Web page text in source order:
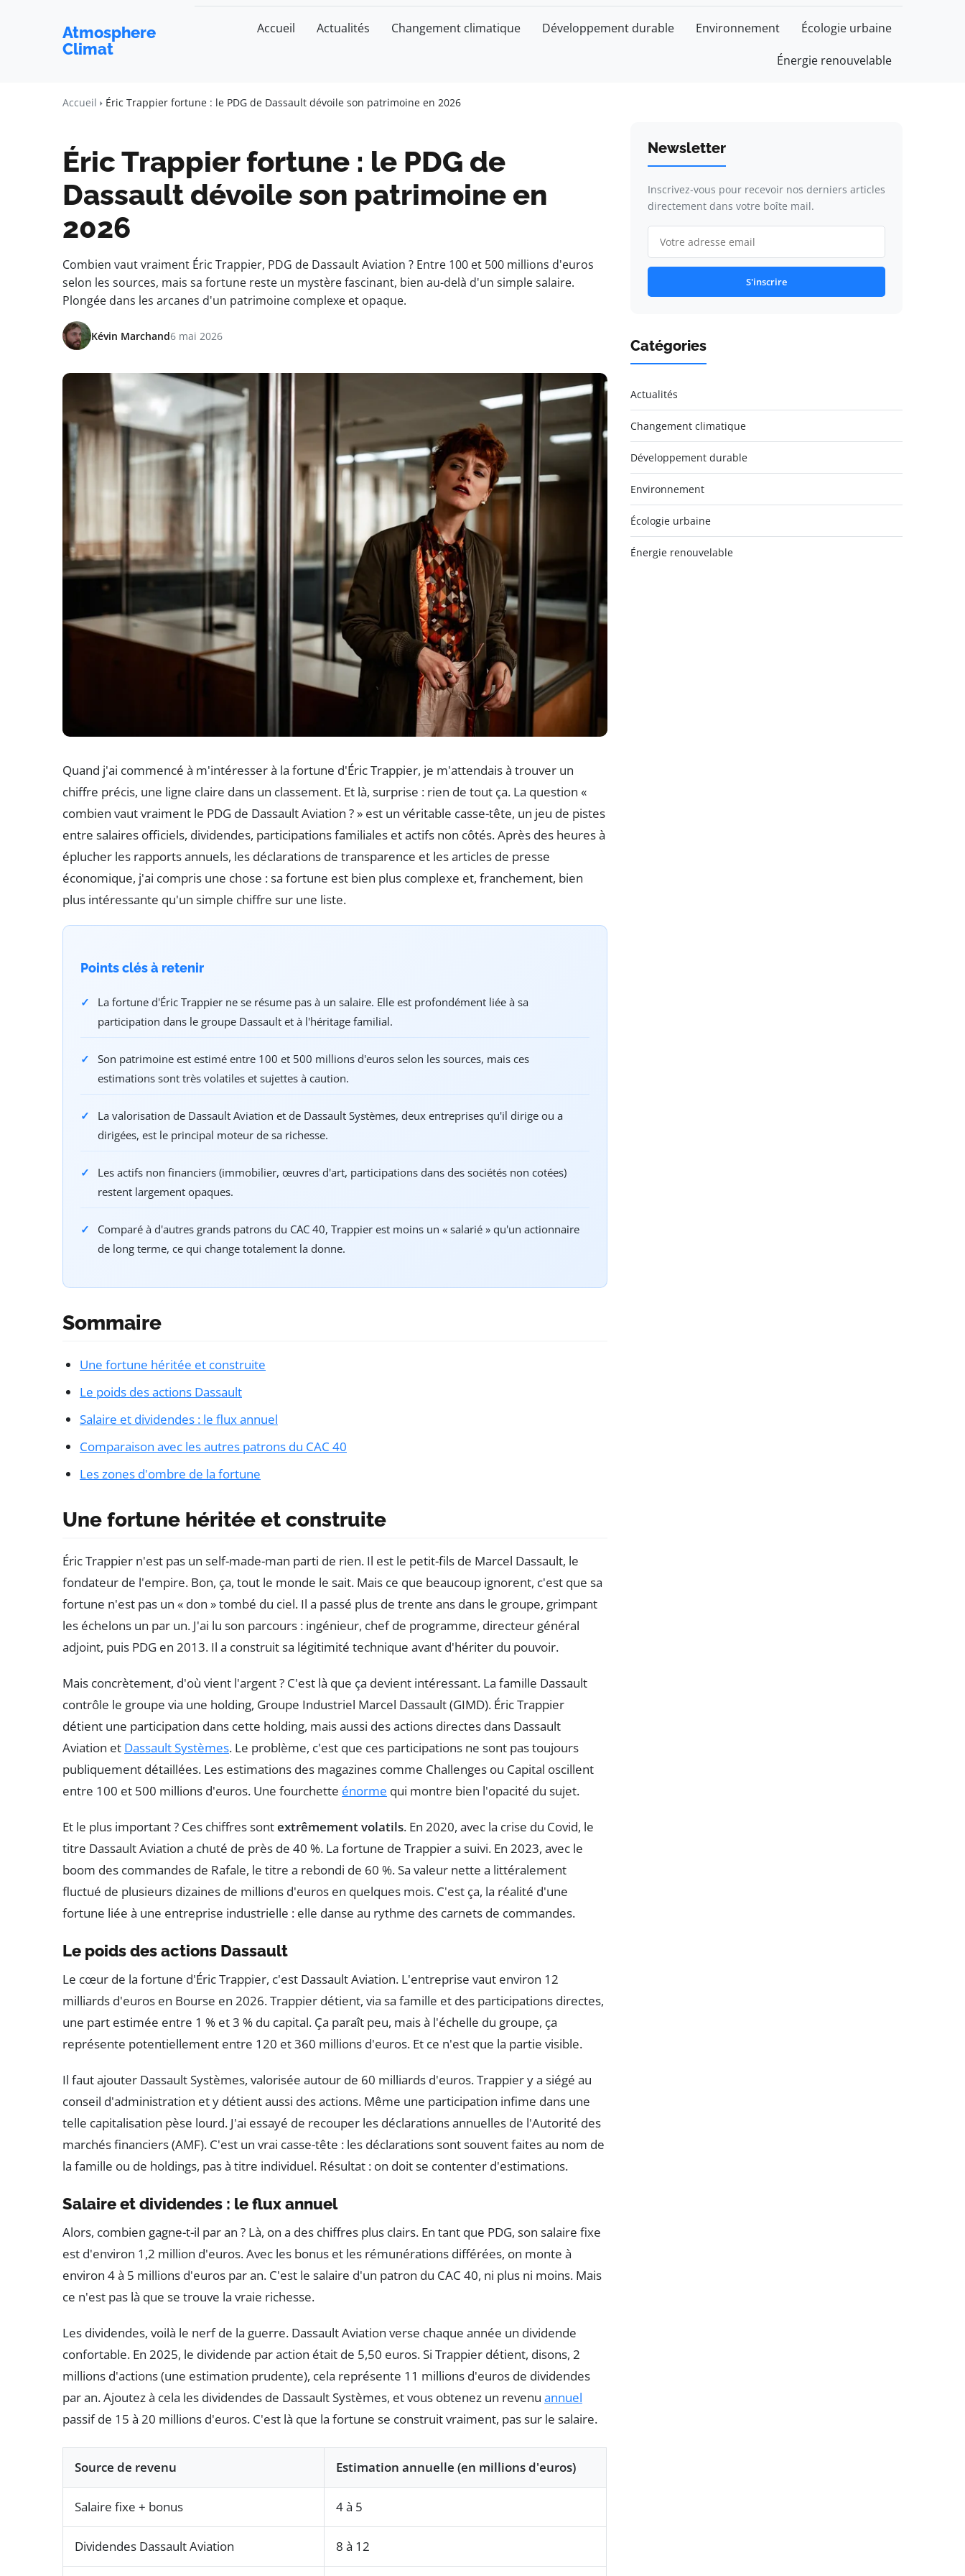
Atmosphere
Climat
Accueil Actualités Changement climatique Développement durable Environnement Écologie urbaine
Énergie renouvelable
Accueil Éric Trappier fortune : le PDG de Dassault dévoile son patrimoine en 2026
Éric Trappier fortune : le PDG de
Dassault dévoile son patrimoine en
2026
Combien vaut vraiment Éric Trappier, PDG de Dassault Aviation ? Entre 100 et 500 millions d'euros
selon les sources, mais sa fortune reste un mystère fascinant, bien au-delà d'un simple salaire.
Plongée dans les arcanes d'un patrimoine complexe et opaque.
Kévin Marchand6 mai 2026
Quand j'ai commencé à m'intéresser à la fortune d'Éric Trappier, je m'attendais à trouver un
chiffre précis, une ligne claire dans un classement. Et là, surprise : rien de tout ça. La question «
combien vaut vraiment le PDG de Dassault Aviation ? » est un véritable casse-tête, un jeu de pistes
entre salaires officiels, dividendes, participations familiales et actifs non côtés. Après des heures à
éplucher les rapports annuels, les déclarations de transparence et les articles de presse
économique, j'ai compris une chose : sa fortune est bien plus complexe et, franchement, bien
plus intéressante qu'un simple chiffre sur une liste.
Points clés à retenir
La fortune d'Éric Trappier ne se résume pas à un salaire. Elle est profondément liée à sa
participation dans le groupe Dassault et à l'héritage familial.
Son patrimoine est estimé entre 100 et 500 millions d'euros selon les sources, mais ces
estimations sont très volatiles et sujettes à caution.
La valorisation de Dassault Aviation et de Dassault Systèmes, deux entreprises qu'il dirige ou a
dirigées, est le principal moteur de sa richesse.
Les actifs non financiers (immobilier, œuvres d'art, participations dans des sociétés non cotées)
restent largement opaques.
Comparé à d'autres grands patrons du CAC 40, Trappier est moins un « salarié » qu'un actionnaire
de long terme, ce qui change totalement la donne.
Sommaire
Une fortune héritée et construite
Le poids des actions Dassault
Salaire et dividendes : le flux annuel
Comparaison avec les autres patrons du CAC 40
Les zones d'ombre de la fortune
Une fortune héritée et construite
Éric Trappier n'est pas un self-made-man parti de rien. Il est le petit-fils de Marcel Dassault, le
fondateur de l'empire. Bon, ça, tout le monde le sait. Mais ce que beaucoup ignorent, c'est que sa
fortune n'est pas un « don » tombé du ciel. Il a passé plus de trente ans dans le groupe, grimpant
les échelons un par un. J'ai lu son parcours : ingénieur, chef de programme, directeur général
adjoint, puis PDG en 2013. Il a construit sa légitimité technique avant d'hériter du pouvoir.
Mais concrètement, d'où vient l'argent ? C'est là que ça devient intéressant. La famille Dassault
contrôle le groupe via une holding, Groupe Industriel Marcel Dassault (GIMD). Éric Trappier
détient une participation dans cette holding, mais aussi des actions directes dans Dassault
Aviation et Dassault Systèmes. Le problème, c'est que ces participations ne sont pas toujours
publiquement détaillées. Les estimations des magazines comme Challenges ou Capital oscillent
entre 100 et 500 millions d'euros. Une fourchette énorme qui montre bien l'opacité du sujet.
Et le plus important ? Ces chiffres sontextrêmement volatils. En 2020, avec la crise du Covid, le
titre Dassault Aviation a chuté de près de 40 %. La fortune de Trappier a suivi. En 2023, avec le
boom des commandes de Rafale, le titre a rebondi de 60 %. Sa valeur nette a littéralement
fluctué de plusieurs dizaines de millions d'euros en quelques mois. C'est ça, la réalité d'une
fortune liée à une entreprise industrielle : elle danse au rythme des carnets de commandes.
Le poids des actions Dassault
Le cœur de la fortune d'Éric Trappier, c'est Dassault Aviation. L'entreprise vaut environ 12
milliards d'euros en Bourse en 2026. Trappier détient, via sa famille et des participations directes,
une part estimée entre 1 % et 3 % du capital. Ça paraît peu, mais à l'échelle du groupe, ça
représente potentiellement entre 120 et 360 millions d'euros. Et ce n'est que la partie visible.
Il faut ajouter Dassault Systèmes, valorisée autour de 60 milliards d'euros. Trappier y a siégé au
conseil d'administration et y détient aussi des actions. Même une participation infime dans une
telle capitalisation pèse lourd. J'ai essayé de recouper les déclarations annuelles de l'Autorité des
marchés financiers (AMF). C'est un vrai casse-tête : les déclarations sont souvent faites au nom de
la famille ou de holdings, pas à titre individuel. Résultat : on doit se contenter d'estimations.
Salaire et dividendes : le flux annuel
Alors, combien gagne-t-il par an ? Là, on a des chiffres plus clairs. En tant que PDG, son salaire fixe
est d'environ 1,2 million d'euros. Avec les bonus et les rémunérations différées, on monte à
environ 4 à 5 millions d'euros par an. C'est le salaire d'un patron du CAC 40, ni plus ni moins. Mais
ce n'est pas là que se trouve la vraie richesse.
Les dividendes, voilà le nerf de la guerre. Dassault Aviation verse chaque année un dividende
confortable. En 2025, le dividende par action était de 5,50 euros. Si Trappier détient, disons, 2
millions d'actions (une estimation prudente), cela représente 11 millions d'euros de dividendes
par an. Ajoutez à cela les dividendes de Dassault Systèmes, et vous obtenez un revenu annuel
passif de 15 à 20 millions d'euros. C'est là que la fortune se construit vraiment, pas sur le salaire.
Source de revenu Estimation annuelle (en millions d'euros)
Salaire fixe + bonus 4 à 5
Dividendes Dassault Aviation 8 à 12
Newsletter
Inscrivez-vous pour recevoir nos derniers articles
directement dans votre boîte mail.
S'inscrire
Catégories
Actualités
Changement climatique
Développement durable
Environnement
Écologie urbaine
Énergie renouvelable